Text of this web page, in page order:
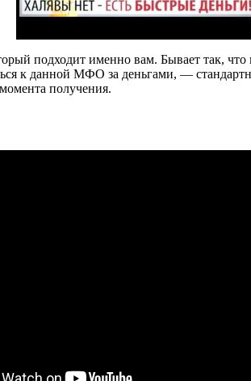
подходит именно вам. Бывает так,
к данной МФО за деньгами, —
получения.